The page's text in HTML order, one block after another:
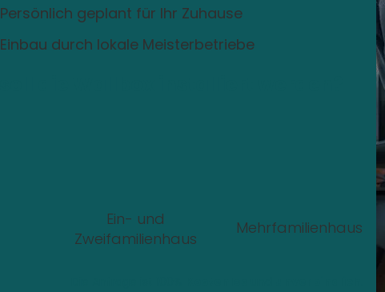
Persönlich geplant für Ihr Zuhause
Einbau durch lokale Meisterbetriebe
Ein- und
Zweifamilienhaus
Mehrfamilienhaus